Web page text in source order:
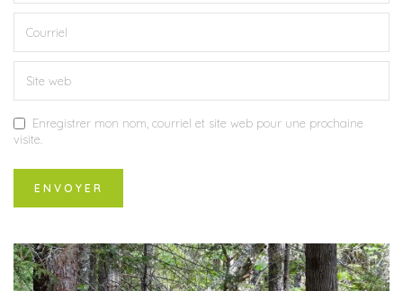
Enregistrer mon nom, courriel et site web pour une prochaine
visite.